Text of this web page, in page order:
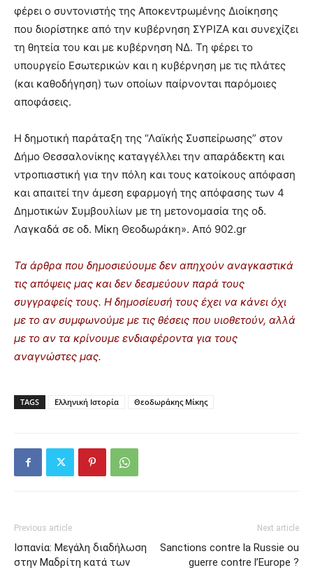
φέρει ο συντονιστής της Αποκεντρωμένης Διοίκησης
που διορίστηκε από την κυβέρνηση ΣΥΡΙΖΑ και συνεχίζει
τη θητεία του και με κυβέρνηση ΝΔ. Τη φέρει το
υπουργείο Εσωτερικών και η κυβέρνηση με τις πλάτες
(και καθοδήγηση) των οποίων παίρνονται παρόμοιες
αποφάσεις.
Η δημοτική παράταξη της “Λαϊκής Συσπείρωσης” στον
Δήμο Θεσσαλονίκης καταγγέλλει την απαράδεκτη και
ντροπιαστική για την πόλη και τους κατοίκους απόφαση
και απαιτεί την άμεση εφαρμογή της απόφασης των 4
Δημοτικών Συμβουλίων με τη μετονομασία της οδ.
Λαγκαδά σε οδ. Μίκη Θεοδωράκη». Από 902.gr
Τα άρθρα που δημοσιεύουμε δεν απηχούν αναγκαστικά
τις απόψεις μας και δεν δεσμεύουν παρά τους
συγγραφείς τους. Η δημοσίευσή τους έχει να κάνει όχι
με το αν συμφωνούμε με τις θέσεις που υιοθετούν, αλλά
με το αν τα κρίνουμε ενδιαφέροντα για τους
αναγνώστες μας.
TAGS Ελληνική Ιστορία Θεοδωράκης Μίκης
Previous article
Ισπανία: Μεγάλη διαδήλωση
στην Μαδρίτη κατά των
Next article
Sanctions contre la Russie ou
guerre contre l’Europe ?